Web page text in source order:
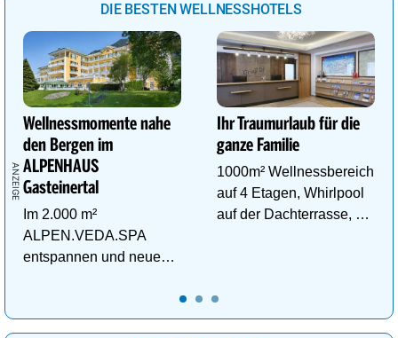
DIE BESTEN WELLNESSHOTELS
Wellnessmomente nahe
den Bergen im
ALPENHAUS
Gasteinertal
Im 2.000 m²
ALPEN.VEDA.SPA
entspannen und neue
Ihr Traumurlaub für die
ganze Familie
1000m² Wellnessbereich
auf 4 Etagen, Whirlpool
auf der Dachterrasse, 4